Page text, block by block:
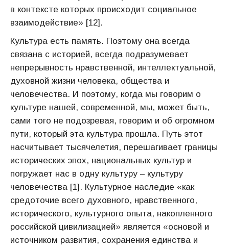
в контексте которых происходит социальное
взаимодействие» [12].
Культура есть память. Поэтому она всегда
связана с историей, всегда подразумевает
непрерывность нравственной, интеллектуальной,
духовной жизни человека, общества и
человечества. И поэтому, когда мы говорим о
культуре нашей, современной, мы, может быть,
сами того не подозревая, говорим и об огромном
пути, который эта культура прошла. Путь этот
насчитывает тысячелетия, перешагивает границы
исторических эпох, национальных культур и
погружает нас в одну культуру – культуру
человечества [1]. Культурное наследие «как
средоточие всего духовного, нравственного,
исторического, культурного опыта, накопленного
российской цивилизацией» является «основой и
источником развития, сохранения единства и